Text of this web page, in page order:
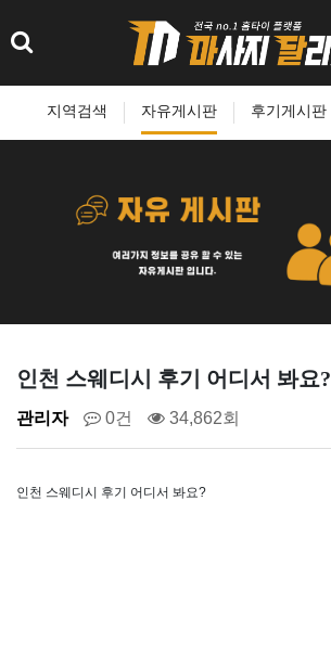
지역검색 자유게시판 후기게시판
인천 스웨디시 후기 어디서 봐요?
관리자 0건 34,862회
인천 스웨디시 후기 어디서 봐요?